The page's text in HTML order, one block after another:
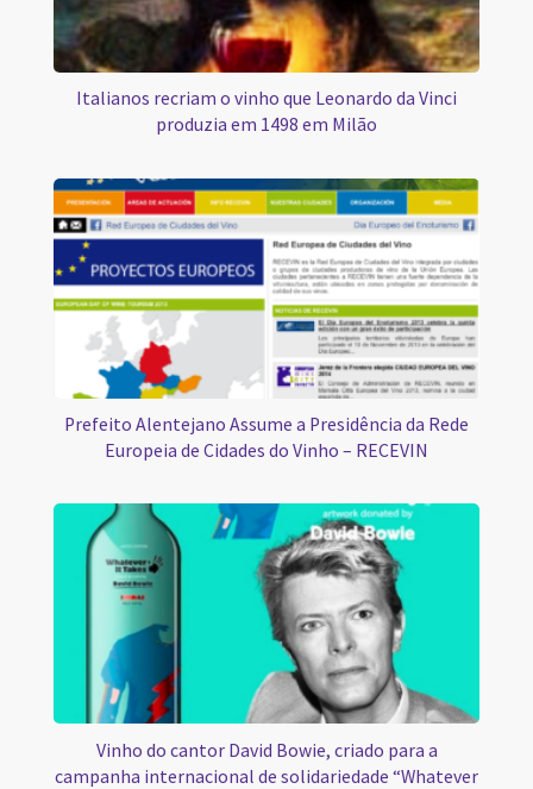
Italianos recriam o vinho que Leonardo da Vinci
produzia em 1498 em Milão
Prefeito Alentejano Assume a Presidência da Rede
Europeia de Cidades do Vinho – RECEVIN
Vinho do cantor David Bowie, criado para a
campanha internacional de solidariedade “Whatever